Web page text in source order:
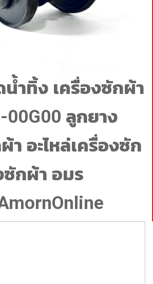
ำทิ้ง เครื่องซักผ้า
00G00 ลูกยาง
า อะไหล่เครื่องซัก
ซักผ้า อมร